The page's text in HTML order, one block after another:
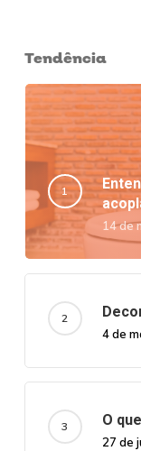
Tendência
14 de
4 de
O
27 de